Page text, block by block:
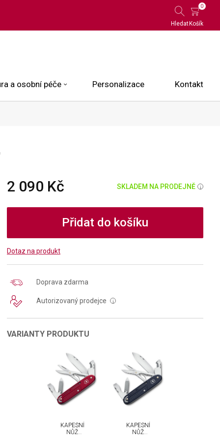
Hledat
0
Košík
a osobní péče Personalizace Kontakt
2 090 Kč SKLADEM NA PRODEJNĚ i
Přidat do košíku
Dotaz na produkt
Doprava zdarma
Autorizovaný prodejce i
VARIANTY PRODUKTU
KAPESNÍ
NŮŽ
KAPESNÍ
NŮŽ